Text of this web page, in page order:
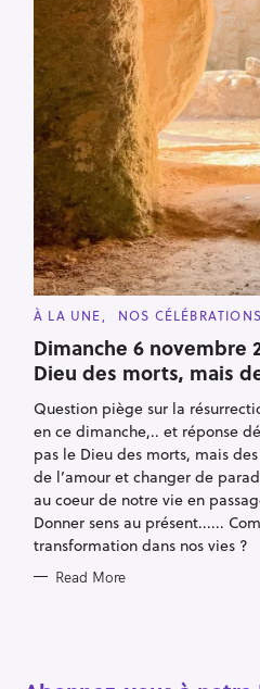
C
T
E
G
O
I
E
S
À LA UNE NOS CÉLÉBRATIONS
Dimanche 6 novembre
Dieu des morts, mais
Question piège sur la
en ce dimanche,.. et réponse
pas le Dieu des morts, mais
de l’amour et changer de
au coeur de notre vie en
Donner sens au présent......
transformation dans nos vies ?
Read More
S
e
a
r
c
h
f
o
r
: